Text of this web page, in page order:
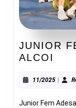
JUNIOR
ALCOI
64-
NB
11/202511/
Junior Fem